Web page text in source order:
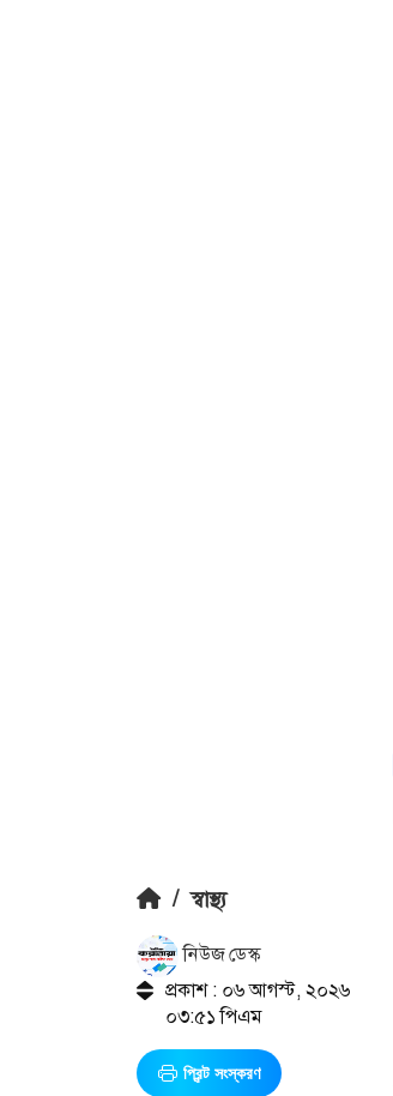
/ স্বাস্থ্য
নিউজ ডেস্ক
প্রকাশ : ০৬ আগস্ট, ২০২৬
০৩:৫১ পিএম
প্রিন্ট সংস্করণ